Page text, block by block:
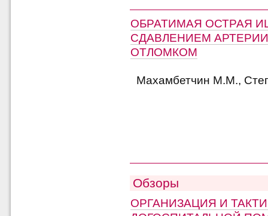
ОБРАТИМАЯ ОСТРАЯ
СДАВЛЕНИЕМ
ОТЛОМКОМ
Махамбетчин М.М.,
Обзоры
ОРГАНИЗАЦИЯ И